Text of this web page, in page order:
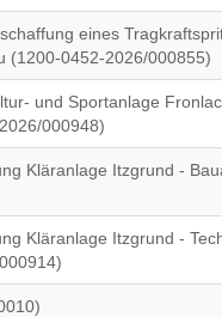
eines
(1200-0452-2026/000855)
und Sportanlage
000948)
Kläranlage Itzgrund -
Kläranlage Itzgrund -